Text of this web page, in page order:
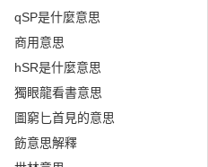
qSP是什麼意思
商用意思
hSR是什麼意思
獨眼龍看書意思
圖窮匕首見的意思
飭意思解釋